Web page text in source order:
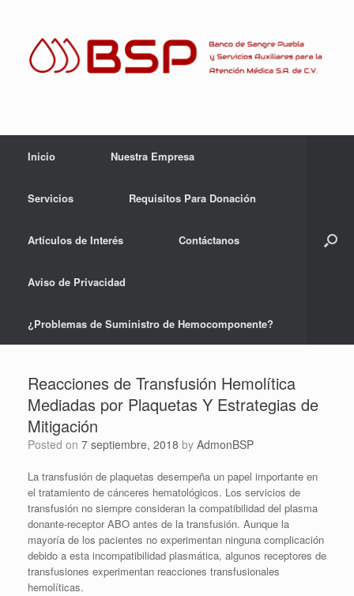
Inicio Nuestra Empresa
Servicios Requisitos Para Donación
Artículos de Interés Contáctanos
Aviso de Privacidad
¿Problemas de Suministro de Hemocomponente?
Reacciones de Transfusión Hemolítica
Mediadas por Plaquetas Y Estrategias de
Mitigación
Posted on 7 septiembre, 2018 by AdmonBSP
La transfusión de plaquetas desempeña un papel importante en
el tratamiento de cánceres hematológicos. Los servicios de
transfusión no siempre consideran la compatibilidad del plasma
donante-receptor ABO antes de la transfusión. Aunque la
mayoría de los pacientes no experimentan ninguna complicación
debido a esta incompatibilidad plasmática, algunos receptores de
transfusiones experimentan reacciones transfusionales
hemolíticas.